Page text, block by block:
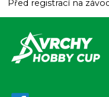
Před registrací na